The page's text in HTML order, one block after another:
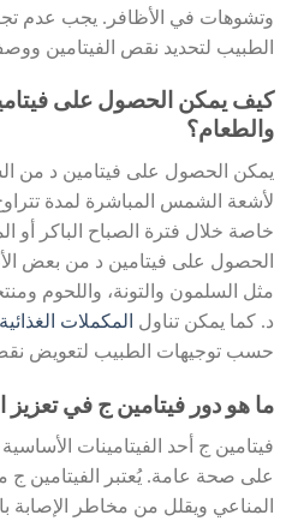
وتشوهات في الأظافر. يجب عدم
الطبيب لتحديد نقص الفيتامين
كيف يمكن الحصول على
والطعام؟
يمكن الحصول على فيتامين د من
خاصة خلال فترة الصباح الباكر أو
الحصول على فيتامين د من بعض
مثل السلمون والتونة، واللحوم
د. كما يمكن تناول
المكملات الغذائية
حسب توجيهات الطبيب لتعويض نقص
ما هو دور فيتامين ج في تعزيز
فيتامين ج أحد الفيتامينات
على صحة عامة. يُعتبر الفيتامين ج
المناعي ويقلل من مخاطر الإصابة